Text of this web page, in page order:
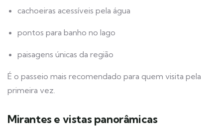
cachoeiras acessíveis pela água
pontos para banho no lago
paisagens únicas da região
É o passeio mais recomendado para quem visita pela
primeira vez.
Mirantes e vistas panorâmicas